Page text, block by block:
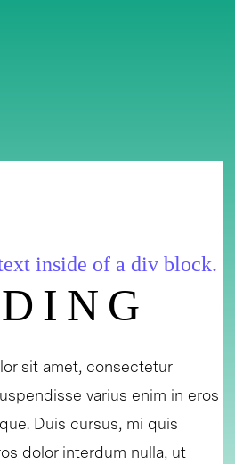
inside of a div block.
sit amet, consectetur
varius enim in eros
Duis cursus, mi quis
dolor interdum nulla, ut